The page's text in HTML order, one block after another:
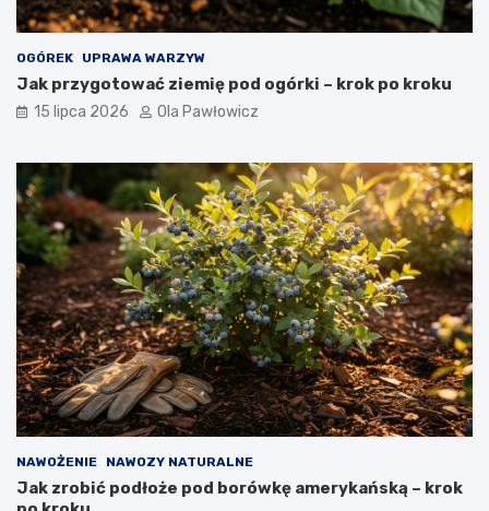
OGÓREK UPRAWA WARZYW
Jak przygotować ziemię pod ogórki – krok po kroku
15 lipca 2026 Ola Pawłowicz
NAWOŻENIE NAWOZY NATURALNE
Jak zrobić podłoże pod borówkę amerykańską – krok